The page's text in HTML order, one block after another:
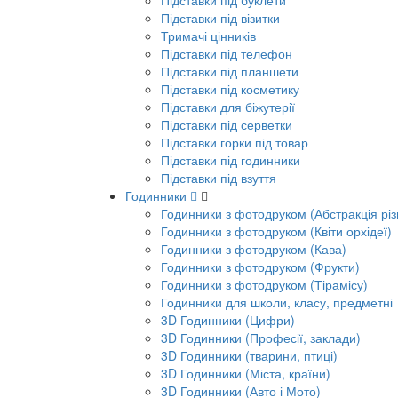
Підставки під візитки
Тримачі цінників
Підставки під телефон
Підставки під планшети
Підставки під косметику
Підставки для біжутерії
Підставки під серветки
Підставки горки під товар
Підставки під годинники
Підставки під взуття
Годинники
Годинники з фотодруком (Абстракція
Годинники з фотодруком (Квіти орхідеї)
Годинники з фотодруком (Кава)
Годинники з фотодруком (Фрукти)
Годинники з фотодруком (Тірамісу)
Годинники для школи, класу, предметні
3D Годинники (Цифри)
3D Годинники (Професії, заклади)
3D Годинники (тварини, птиці)
3D Годинники (Міста, країни)
3D Годинники (Авто і Мото)